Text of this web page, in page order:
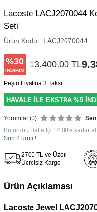
Lacoste LACJ2070044
Seti
Ürün Kodu : LACJ2070044
%30
İNDIRIM
13.400,00TL
Peşin Fiyatına 3 Taksit
HAVALE İLE EKSTRA %5
Yorumlar (0)
Bu ürünü Hafta İçi 14:00'e kadar
Son 2 ürün !
2700 TL ve Üzeri
Ücretsiz Kargo
Ürün Açıklaması
Lacoste Jewel